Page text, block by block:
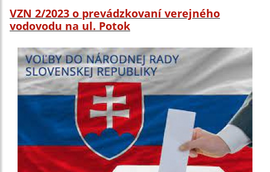
VZN 2/2023 o prevádzkovaní verejného
vodovodu na ul. Potok